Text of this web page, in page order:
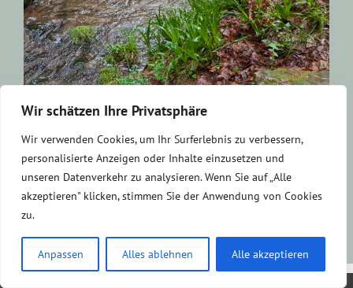
Wir schätzen Ihre Privatsphäre
Wir verwenden Cookies, um Ihr Surferlebnis zu verbessern,
personalisierte Anzeigen oder Inhalte einzusetzen und
unseren Datenverkehr zu analysieren. Wenn Sie auf „Alle
akzeptieren" klicken, stimmen Sie der Anwendung von Cookies
zu.
Anpassen Alles ablehnen Alle akzeptieren